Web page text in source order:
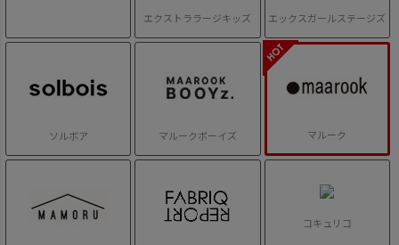
エクストララージキッズ エックスガールステージズ
ソルボア マルークボーイズ マルーク
コキュリコ